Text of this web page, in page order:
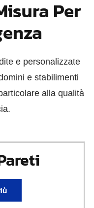
Per
e personalizzate
e stabilimenti
alla qualità